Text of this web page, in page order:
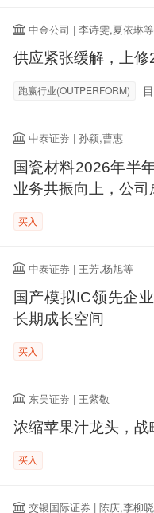
中金公司 | 李诗雯,夏依琳等
供应紧张缓解，上修
跑赢行业(OUTPERFORM)
中泰证券 | 孙颖,曹惠
国瓷材料2026年半
业务共振向上，公
买入
中泰证券 | 王芳,杨旭等
国产模拟IC领先企
长期成长空间
买入
东吴证券 | 王紫敬
浓缩苹果汁龙头，战
买入
交银国际证券 | 陈庆,李柳晓